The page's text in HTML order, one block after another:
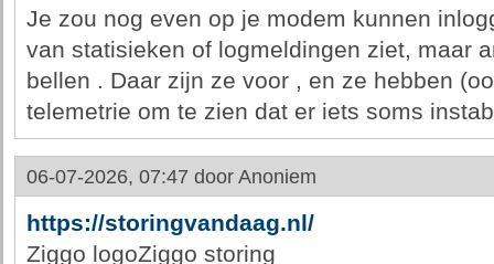
Je zou nog even op je modem kunnen
van statisieken of logmeldingen ziet, maar
bellen . Daar zijn ze voor , en ze hebben
telemetrie om te zien dat er iets soms
06-07-2026, 07:47 door Anoniem
https://storingvandaag.nl/
Ziggo logoZiggo storing